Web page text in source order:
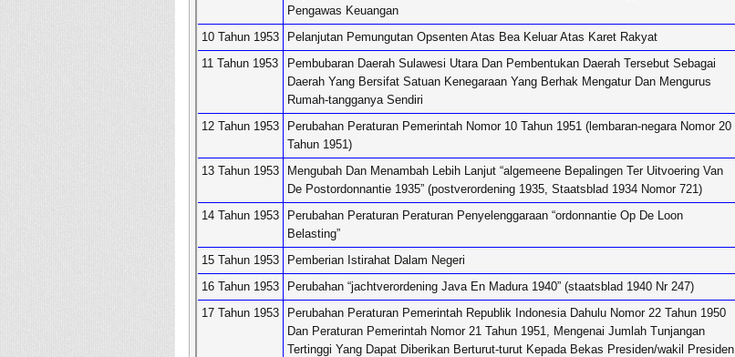
Pengawas Keuangan
10 Tahun 1953
Pelanjutan Pemungutan Opsenten Atas Bea Keluar Atas Karet Rakyat
11 Tahun 1953
Pembubaran Daerah Sulawesi Utara Dan Pembentukan Daerah Tersebut Sebagai
Daerah Yang Bersifat Satuan Kenegaraan Yang Berhak Mengatur Dan Mengurus
Rumah-tangganya Sendiri
12 Tahun 1953
Perubahan Peraturan Pemerintah Nomor 10 Tahun 1951 (lembaran-negara Nomor 20
Tahun 1951)
13 Tahun 1953
Mengubah Dan Menambah Lebih Lanjut “algemeene Bepalingen Ter Uitvoering Van
De Postordonnantie 1935” (postverordening 1935, Staatsblad 1934 Nomor 721)
14 Tahun 1953
Perubahan Peraturan Peraturan Penyelenggaraan “ordonnantie Op De Loon
Belasting”
15 Tahun 1953
Pemberian Istirahat Dalam Negeri
16 Tahun 1953
Perubahan “jachtverordening Java En Madura 1940” (staatsblad 1940 Nr 247)
17 Tahun 1953
Perubahan Peraturan Pemerintah Republik Indonesia Dahulu Nomor 22 Tahun 1950
Dan Peraturan Pemerintah Nomor 21 Tahun 1951, Mengenai Jumlah Tunjangan
Tertinggi Yang Dapat Diberikan Berturut-turut Kepada Bekas Presiden/wakil Presiden